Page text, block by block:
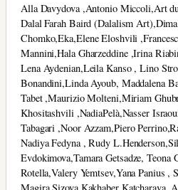
Alla Davydova ,Antonio Miccoli,Art
Dalal Farah Baird (Dalalism
Chomko,Eka,Elene Eloshvili
Mannini,Hala Gharzeddine ,Irina
Lena Aydenian,Leila Kanso , Lino
Bonandini,Linda Ayoub, Maddalena
Tabet ,Maurizio Molteni,Miriam
Khositashvili ,NadiaPelà,Nasser
Tabagari ,Noor Azzam,Piero
Nadiya Fedyna , Rudy
Evdokimova,Tamara Getsadze,
Rotella,Valery Yemtsev,Yana Panius ,